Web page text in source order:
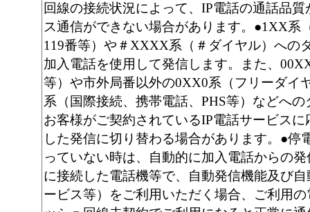
回線の接続状況によって、IP電話の通話品
ス通信ができない場合があります。●1XX系
119番等）や＃XXXX系（＃ダイヤル）への
加入電話を使用して発信します。また、
等）や市外局番以外の0XX0系（フリーダイ
系（国際接続、携帯電話、PHS等）などへ
お客様がご契約されているIP電話サービス
した発信に切り替わる場合があります。●停
っていない時は、自動的に加入電話からの
に接続した電話機等で、自動発信機能及び
ービス等）をご利用いただく場合、ご利用